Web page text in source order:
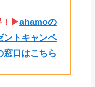
！▶ahamoの
ントキャンペ
窓口はこちら